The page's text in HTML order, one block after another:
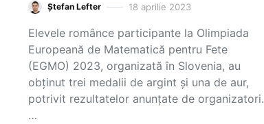
Ștefan Lefter 18 aprilie 2023
Elevele românce participante la Olimpiada
Europeană de Matematică pentru Fete
(EGMO) 2023, organizată în Slovenia, au
obținut trei medalii de argint și una de aur,
potrivit rezultatelor anunțate de organizatori.
…